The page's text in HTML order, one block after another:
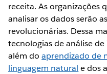
receita. As organizações
analisar os dados serão
revolucionárias. Dessa
tecnologias de análise
além doaprendizado de
linguagem natural e dos